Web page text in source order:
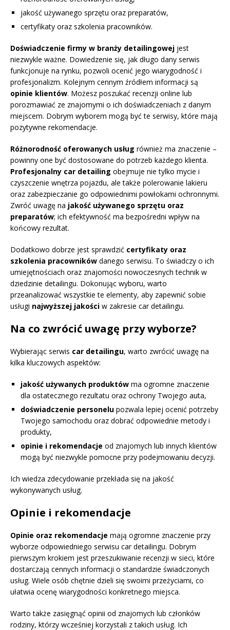
jakość używanego sprzętu oraz preparatów,
certyfikaty oraz szkolenia pracowników.
Doświadczenie firmy w branży detailingowej jest
niezwykle ważne. Dowiedzenie się, jak długo dany serwis
funkcjonuje na rynku, pozwoli ocenić jego wiarygodność i
profesjonalizm. Kolejnym cennym źródłem informacji są
opinie klientów. Możesz poszukać recenzji online lub
porozmawiać ze znajomymi o ich doświadczeniach z danym
miejscem. Dobrym wyborem mogą być te serwisy, które mają
pozytywne rekomendacje.
Różnorodność oferowanych usług również ma znaczenie –
powinny one być dostosowane do potrzeb każdego klienta.
Profesjonalny car detailing obejmuje nie tylko mycie i
czyszczenie wnętrza pojazdu, ale także polerowanie lakieru
oraz zabezpieczanie go odpowiednimi powłokami ochronnymi.
Zwróć uwagę na jakość używanego sprzętu oraz
preparatów; ich efektywność ma bezpośredni wpływ na
końcowy rezultat.
Dodatkowo dobrze jest sprawdzić certyfikaty oraz
szkolenia pracowników danego serwisu. To świadczy o ich
umiejętnościach oraz znajomości nowoczesnych technik w
dziedzinie detailingu. Dokonując wyboru, warto
przeanalizować wszystkie te elementy, aby zapewnić sobie
usługi najwyższej jakości w zakresie car detailingu.
Na co zwrócić uwagę przy wyborze?
Wybierając serwis car detailingu, warto zwrócić uwagę na
kilka kluczowych aspektów:
jakość używanych produktów ma ogromne znaczenie
dla ostatecznego rezultatu oraz ochrony Twojego auta,
doświadczenie personelu pozwala lepiej ocenić potrzeby
Twojego samochodu oraz dobrać odpowiednie metody i
produkty,
opinie i rekomendacje od znajomych lub innych klientów
mogą być niezwykle pomocne przy podejmowaniu decyzji.
Ich wiedza zdecydowanie przekłada się na jakość
wykonywanych usług.
Opinie i rekomendacje
Opinie oraz rekomendacje mają ogromne znaczenie przy
wyborze odpowiedniego serwisu car detailingu. Dobrym
pierwszym krokiem jest przeszukiwanie recenzji w sieci, które
dostarczają cennych informacji o standardzie świadczonych
usług. Wiele osób chętnie dzieli się swoimi przeżyciami, co
ułatwia ocenę wiarygodności konkretnego miejsca.
Warto także zasięgnąć opinii od znajomych lub członków
rodziny, którzy wcześniej korzystali z takich usług. Ich